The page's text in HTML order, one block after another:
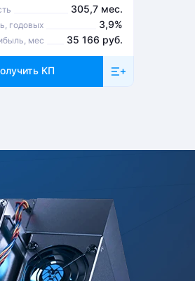
305,7 мес.
годовых 3,9%
мес 35 166 руб.
КП